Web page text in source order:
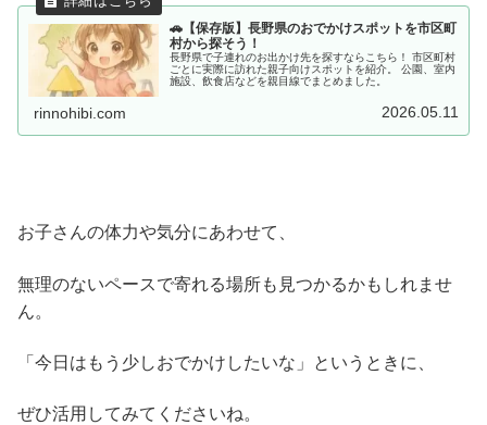
🚗【保存版】長野県のおでかけスポットを市区町
村から探そう！
長野県で子連れのお出かけ先を探すならこちら！ 市区町村
ごとに実際に訪れた親子向けスポットを紹介。 公園、室内
施設、飲食店などを親目線でまとめました。
rinnohibi.com 2026.05.11
お子さんの体力や気分にあわせて、
無理のないペースで寄れる場所も見つかるかもしれませ
ん。
「今日はもう少しおでかけしたいな」というときに、
ぜひ活用してみてくださいね。